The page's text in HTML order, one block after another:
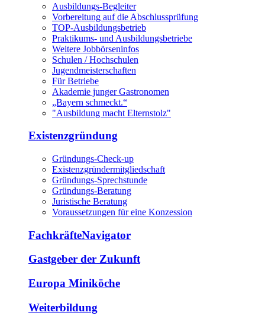
Ausbildungs-Begleiter
Vorbereitung auf die Abschlussprüfung
TOP-Ausbildungsbetrieb
Praktikums- und Ausbildungsbetriebe
Weitere Jobbörseninfos
Schulen / Hochschulen
Jugendmeisterschaften
Für Betriebe
Akademie junger Gastronomen
„Bayern schmeckt.“
"Ausbildung macht Elternstolz"
Existenzgründung
Gründungs-Check-up
Existenzgründermitgliedschaft
Gründungs-Sprechstunde
Gründungs-Beratung
Juristische Beratung
Voraussetzungen für eine Konzession
FachkräfteNavigator
Gastgeber der Zukunft
Europa Miniköche
Weiterbildung